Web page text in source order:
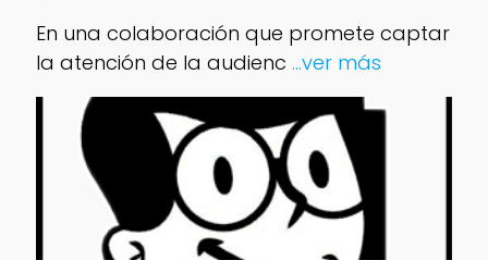
En una colaboración que promete captar
la atención de la audienc ...ver más